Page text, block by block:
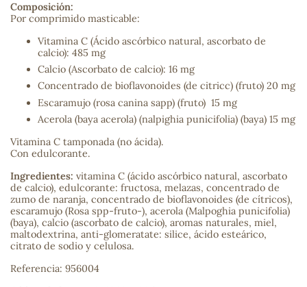
Composición:
Por comprimido masticable:
Vitamina C (Ácido ascórbico natural, ascorbato de
calcio): 485 mg
Calcio (Ascorbato de calcio): 16 mg
Concentrado de bioflavonoides (de citricc) (fruto) 20 mg
Escaramujo (rosa canina sapp) (fruto) 15 mg
Acerola (baya acerola) (nalpighia punicifolia) (baya) 15 mg
Vitamina C tamponada (no ácida).
Con edulcorante.
Ingredientes: vitamina C (ácido ascórbico natural, ascorbato
de calcio), edulcorante: fructosa, melazas, concentrado de
zumo de naranja, concentrado de bioflavonoides (de cítricos),
escaramujo (Rosa spp-fruto-), acerola (Malpoghia punicifolia)
(baya), calcio (ascorbato de calcio), aromas naturales, miel,
maltodextrina, anti-glomeratate: silice, ácido esteárico,
citrato de sodio y celulosa.
Referencia: 956004